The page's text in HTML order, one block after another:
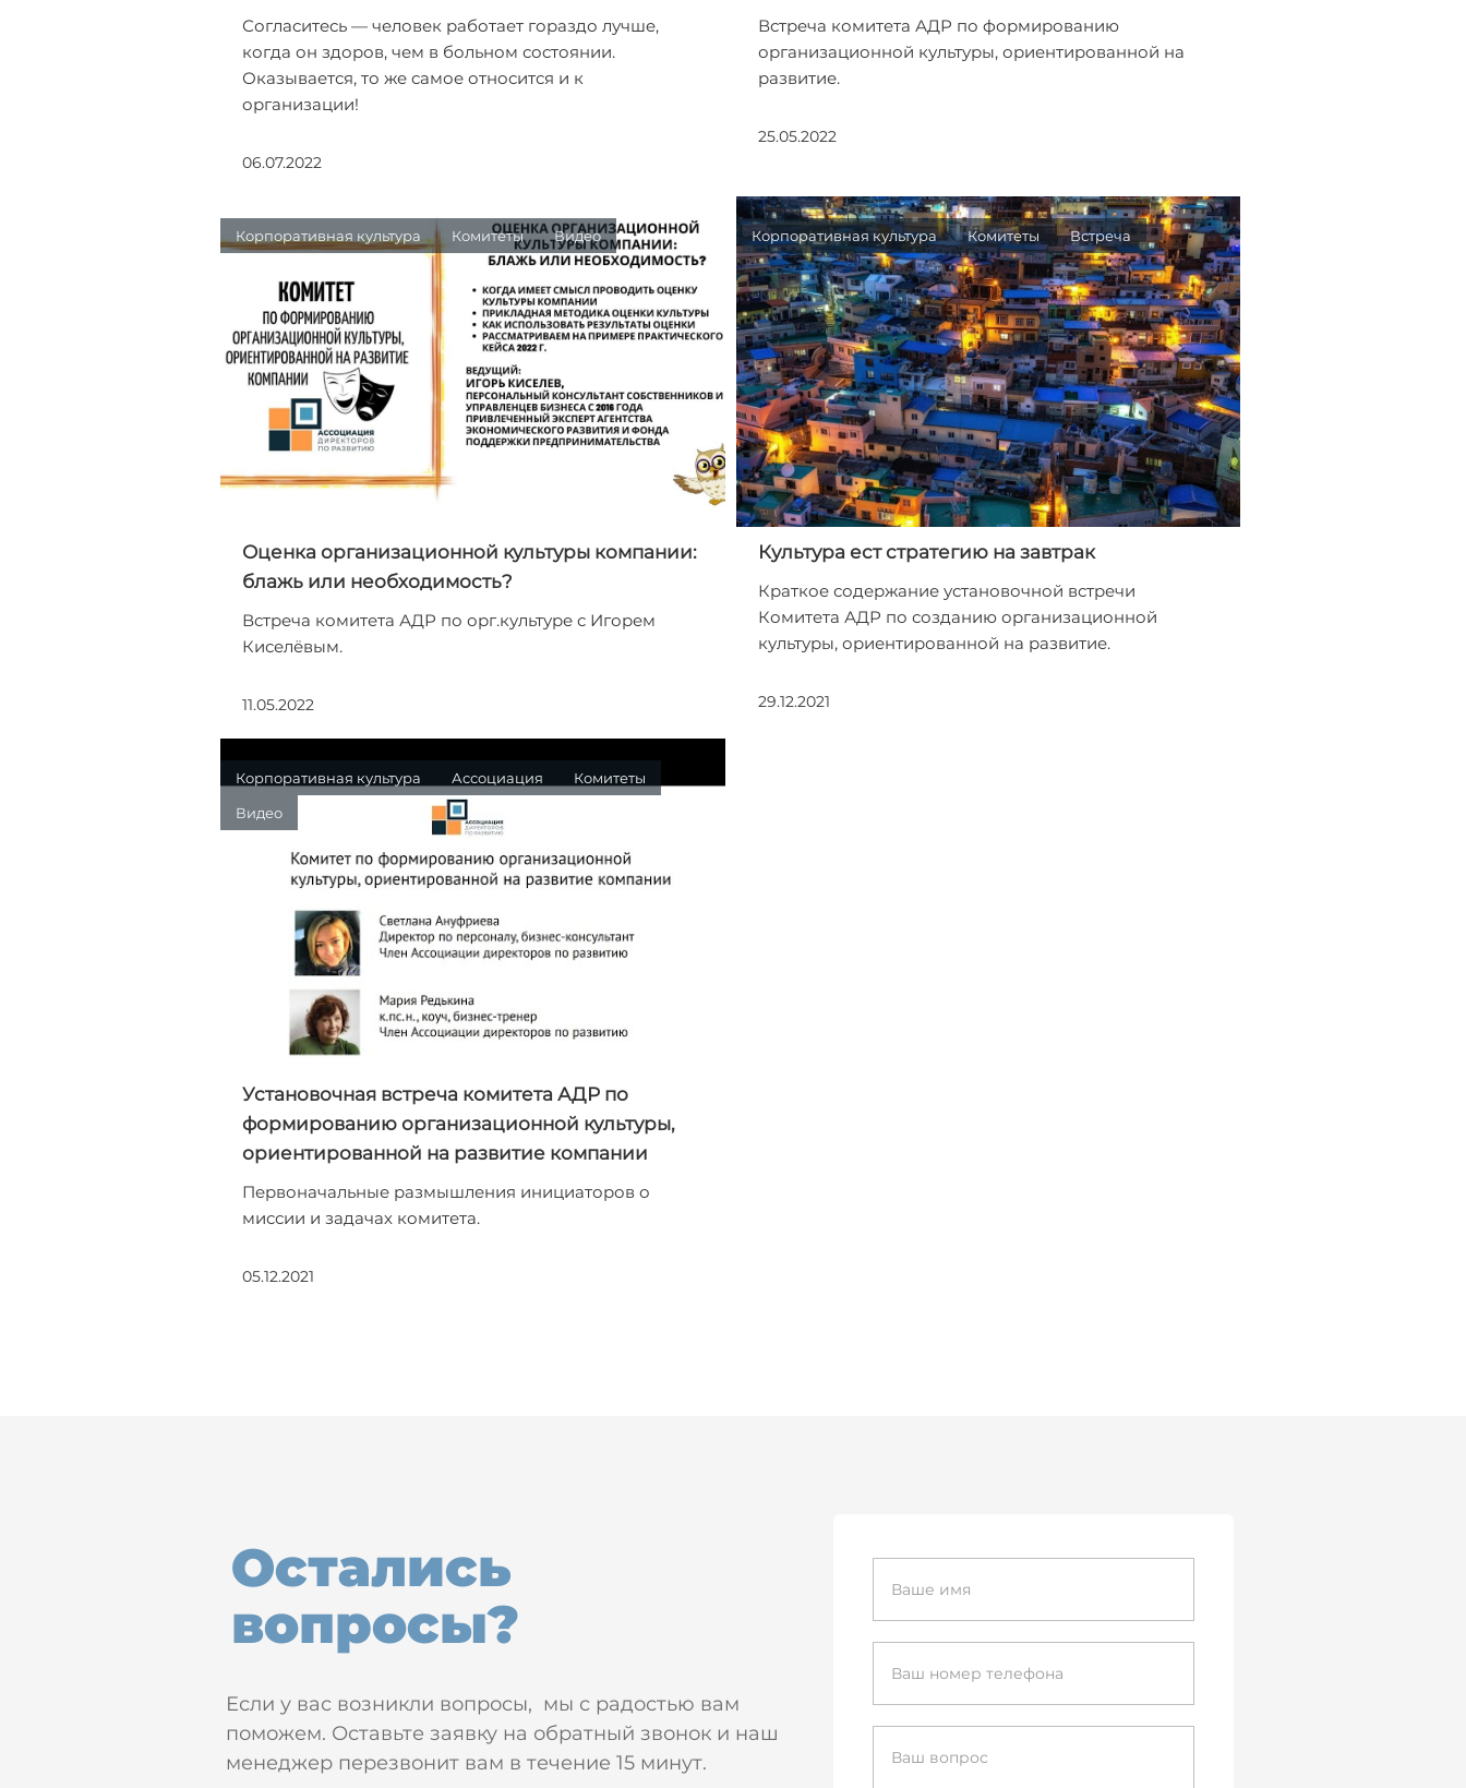
Согласитесь — человек работает гораздо лучше,
когда он здоров, чем в больном состоянии.
Оказывается, то же самое относится и к
организации!
06.07.2022
Встреча комитета АДР по формированию
организационной культуры, ориентированной на
развитие.
25.05.2022
Корпоративная культура Комитеты Видео
Оценка организационной культуры компании:
блажь или необходимость?
Встреча комитета АДР по орг.культуре с Игорем
Киселёвым.
11.05.2022
Корпоративная культура Комитеты Встреча
Культура ест стратегию на завтрак
Краткое содержание установочной встречи
Комитета АДР по созданию организационной
культуры, ориентированной на развитие.
29.12.2021
Корпоративная культура Ассоциация
Комитеты
Видео
Установочная встреча комитета АДР по
формированию организационной культуры,
ориентированной на развитие компании
Первоначальные размышления инициаторов о
миссии и задачах комитета.
05.12.2021
Остались
вопросы?
Если у вас возникли вопросы, мы с радостью вам
поможем. Оставьте заявку на обратный звонок и наш
менеджер перезвонит вам в течение 15 минут.